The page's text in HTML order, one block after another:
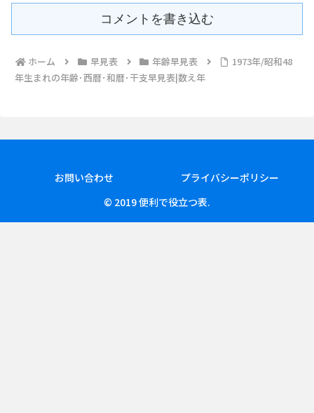
コメントを書き込む
ホーム 早見表 年齢早見表
1973年/昭和48
年生まれの年齢･西暦･和暦･干支早見表|数え年
お問い合わせ
プライバシーポリシー
© 2019 便利で役立つ表.